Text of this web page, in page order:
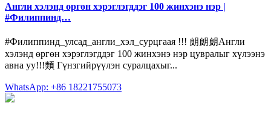
Англи хэлэнд өргөн хэрэглэгддэг 100 жинхэнэ нэр |
#Филиппинд…
#Филиппинд_улсад_англи_хэл_сурцгаая !!! 朗朗朗Англи
хэлэнд өргөн хэрэглэгддэг 100 жинхэнэ нэр цувралыг хүлээнэ
авна уу!!!類 Гүнзгийрүүлэн суралцахыг...
WhatsApp: +86 18221755073